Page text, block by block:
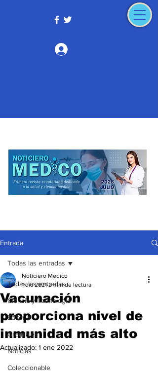
Entrada
Todas las entradas
Ciencia y Tecnología
Editorial
Gremiales
Noticias
Coleccionable
Todas las entradas
Vacunación
proporciona nivel de
inmunidad más alto
Noticiero Medico
1 dic 2021 2 min de lectura
Actualizado: 1 ene 2022